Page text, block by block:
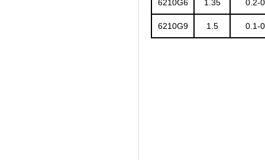
6210G6 1.35 0.2-
6210G9 1.5 0.1-